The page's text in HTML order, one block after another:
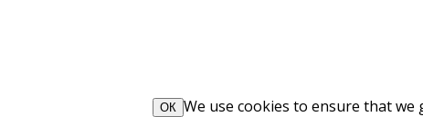
We use cookies to ensure that
ОК